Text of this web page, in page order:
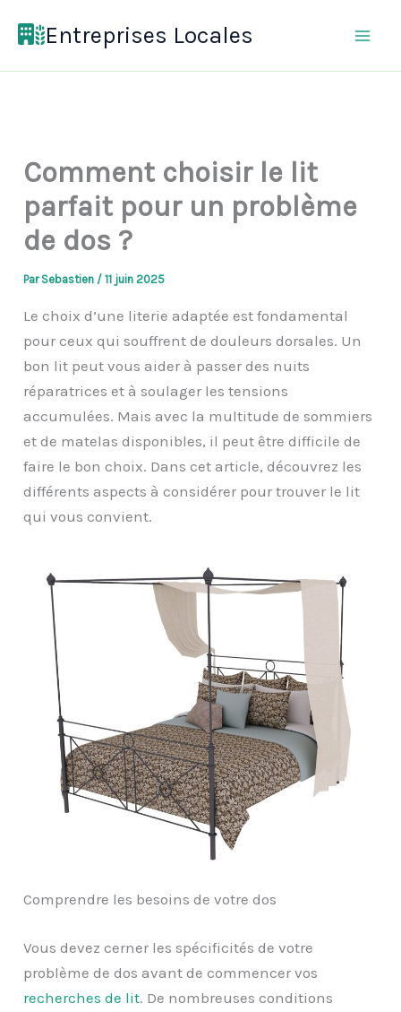
Entreprises Locales
Comment choisir le lit
parfait pour un problème
de dos ?
Par Sebastien /11 juin 2025
Le choix d’une literie adaptée est fondamental
pour ceux qui souffrent de douleurs dorsales. Un
bon lit peut vous aider à passer des nuits
réparatrices et à soulager les tensions
accumulées. Mais avec la multitude de sommiers
et de matelas disponibles, il peut être difficile de
faire le bon choix. Dans cet article, découvrez les
différents aspects à considérer pour trouver le lit
qui vous convient.
Comprendre les besoins de votre dos
Vous devez cerner les spécificités de votre
problème de dos avant de commencer vos
recherches de lit. De nombreuses conditions